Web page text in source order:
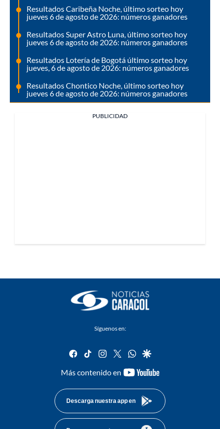
Resultados Caribeña Noche, último sorteo hoy
jueves 6 de agosto de 2026: números ganadores
Resultados Super Astro Luna, último sorteo hoy
jueves 6 de agosto de 2026: números ganadores
Resultados Lotería de Bogotá último sorteo hoy
jueves, 6 de agosto de 2026: números ganadores
Resultados Chontico Noche, último sorteo hoy
jueves 6 de agosto de 2026: números ganadores
PUBLICIDAD
Síguenos en:
facebook
tiktok instagram
twitterwhatsapp
google
Más contenido en
youtube-
Descarga nuestra app en